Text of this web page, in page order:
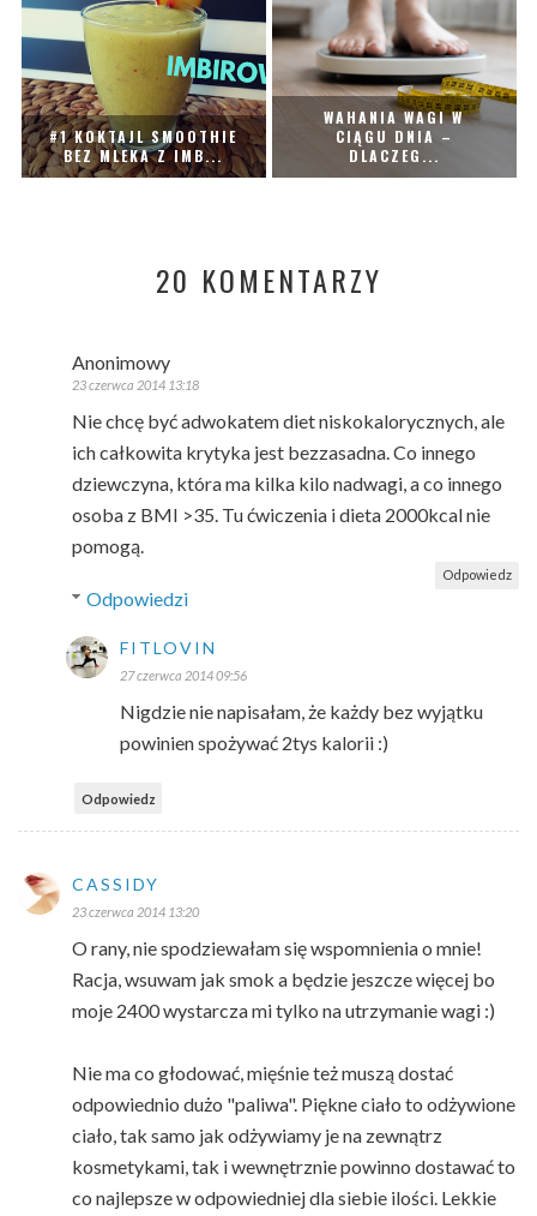
#1 KOKTAJL SMOOTHIE
BEZ MLEKA Z IMB...
WAHANIA WAGI W
CIĄGU DNIA –
DLACZEG...
20 KOMENTARZY
Anonimowy
23 czerwca 2014 13:18
Nie chcę być adwokatem diet niskokalorycznych, ale
ich całkowita krytyka jest bezzasadna. Co innego
dziewczyna, która ma kilka kilo nadwagi, a co innego
osoba z BMI >35. Tu ćwiczenia i dieta 2000kcal nie
pomogą.
Odpowiedz
Odpowiedzi
FITLOVIN
27 czerwca 2014 09:56
Nigdzie nie napisałam, że każdy bez wyjątku
powinien spożywać 2tys kalorii :)
Odpowiedz
CASSIDY
23 czerwca 2014 13:20
O rany, nie spodziewałam się wspomnienia o mnie!
Racja, wsuwam jak smok a będzie jeszcze więcej bo
moje 2400 wystarcza mi tylko na utrzymanie wagi :)
Nie ma co głodować, mięśnie też muszą dostać
odpowiednio dużo "paliwa". Piękne ciało to odżywione
ciało, tak samo jak odżywiamy je na zewnątrz
kosmetykami, tak i wewnętrznie powinno dostawać to
co najlepsze w odpowiedniej dla siebie ilości. Lekkie